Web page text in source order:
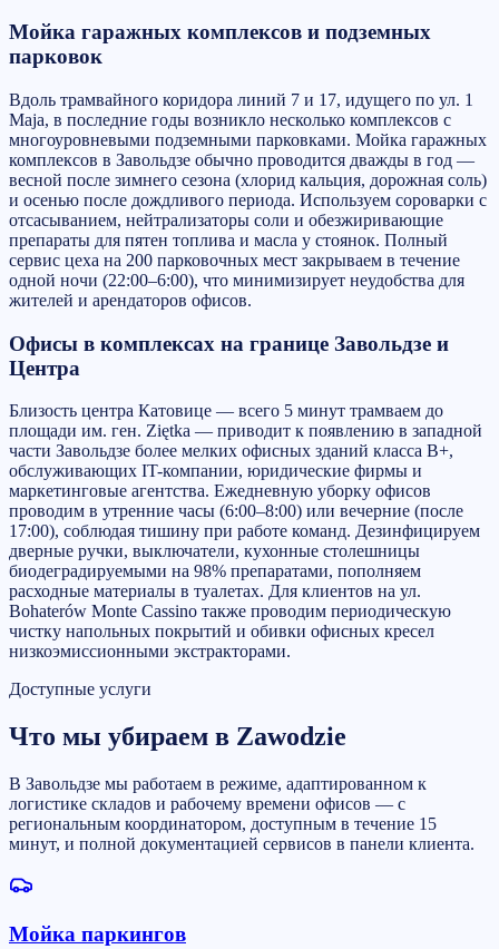
Мойка гаражных комплексов и подземных
парковок
Вдоль трамвайного коридора линий 7 и 17, идущего по ул. 1
Maja, в последние годы возникло несколько комплексов с
многоуровневыми подземными парковками. Мойка гаражных
комплексов в Завольдзе обычно проводится дважды в год —
весной после зимнего сезона (хлорид кальция, дорожная соль)
и осенью после дождливого периода. Используем сороварки с
отсасыванием, нейтрализаторы соли и обезжиривающие
препараты для пятен топлива и масла у стоянок. Полный
сервис цеха на 200 парковочных мест закрываем в течение
одной ночи (22:00–6:00), что минимизирует неудобства для
жителей и арендаторов офисов.
Офисы в комплексах на границе Завольдзе и
Центра
Близость центра Катовице — всего 5 минут трамваем до
площади им. ген. Ziętka — приводит к появлению в западной
части Завольдзе более мелких офисных зданий класса B+,
обслуживающих IT-компании, юридические фирмы и
маркетинговые агентства. Ежедневную уборку офисов
проводим в утренние часы (6:00–8:00) или вечерние (после
17:00), соблюдая тишину при работе команд. Дезинфицируем
дверные ручки, выключатели, кухонные столешницы
биодеградируемыми на 98% препаратами, пополняем
расходные материалы в туалетах. Для клиентов на ул.
Bohaterów Monte Cassino также проводим периодическую
чистку напольных покрытий и обивки офисных кресел
низкоэмиссионными экстракторами.
Доступные услуги
Что мы убираем в Zawodzie
В Завольдзе мы работаем в режиме, адаптированном к
логистике складов и рабочему времени офисов — с
региональным координатором, доступным в течение 15
минут, и полной документацией сервисов в панели клиента.
Мойка паркингов